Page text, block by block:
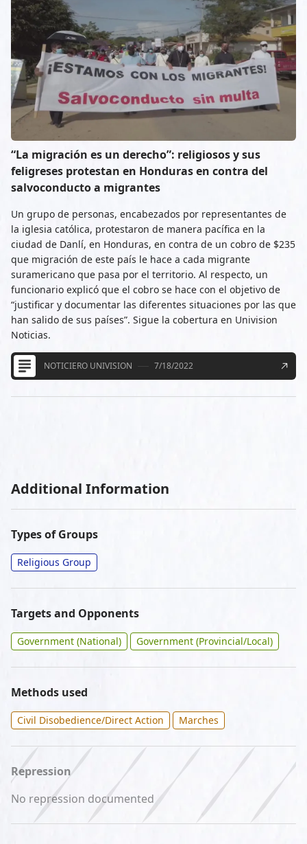
“La migración es un derecho”: religiosos y sus
feligreses protestan en Honduras en contra del
salvoconducto a migrantes
Un grupo de personas, encabezados por representantes de
la iglesia católica, protestaron de manera pacífica en la
ciudad de Danlí, en Honduras, en contra de un cobro de $235
que migración de este país le hace a cada migrante
suramericano que pasa por el territorio. Al respecto, un
funcionario explicó que el cobro se hace con el objetivo de
“justificar y documentar las diferentes situaciones por las que
han salido de sus países”. Sigue la cobertura en Univision
Noticias.
NOTICIERO UNIVISION 7/18/2022
Additional Information
Types of Groups
Religious Group
Targets and Opponents
Government (National) Government (Provincial/Local)
Methods used
Civil Disobedience/Direct Action Marches
Repression
No repression documented